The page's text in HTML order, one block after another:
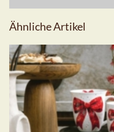
Ähnliche Artikel